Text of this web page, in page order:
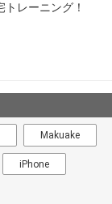
レーニング！
Makuake
iPhone